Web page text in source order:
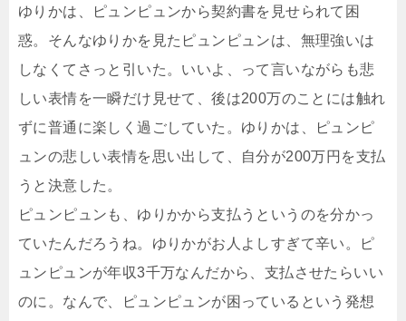
ゆりかは、ピュンピュンから契約書を見せられて困
惑。そんなゆりかを見たピュンピュンは、無理強いは
しなくてさっと引いた。いいよ、って言いながらも悲
しい表情を一瞬だけ見せて、後は200万のことには触れ
ずに普通に楽しく過ごしていた。ゆりかは、ピュンピ
ュンの悲しい表情を思い出して、自分が200万円を支払
うと決意した。
ピュンピュンも、ゆりかから支払うというのを分かっ
ていたんだろうね。ゆりかがお人よしすぎて辛い。ピ
ュンピュンが年収3千万なんだから、支払させたらいい
のに。なんで、ピュンピュンが困っているという発想